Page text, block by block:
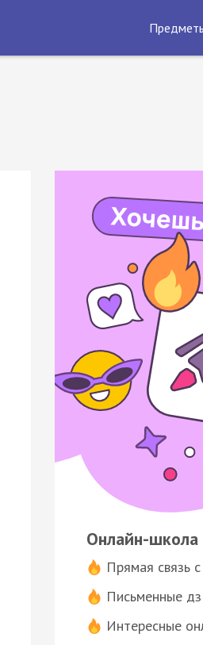
Онлайн-школа
Прямая связь
Письменные
Интересные